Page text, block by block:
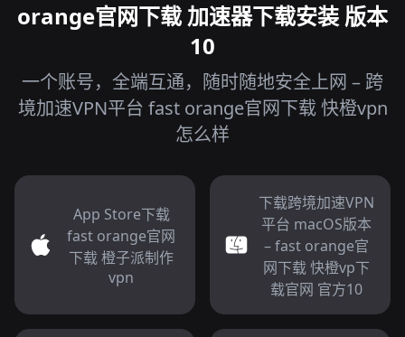
orange官网下载 加速器下载安装 版本
10
一个账号，全端互通，随时随地安全上网 – 跨
境加速VPN平台 fast orange官网下载 快橙vpn
怎么样
App Store下载
fast orange官网
下载 橙子派制作
vpn
下载跨境加速VPN
平台 macOS版本
– fast orange官
网下载 快橙vp下
载官网 官方10